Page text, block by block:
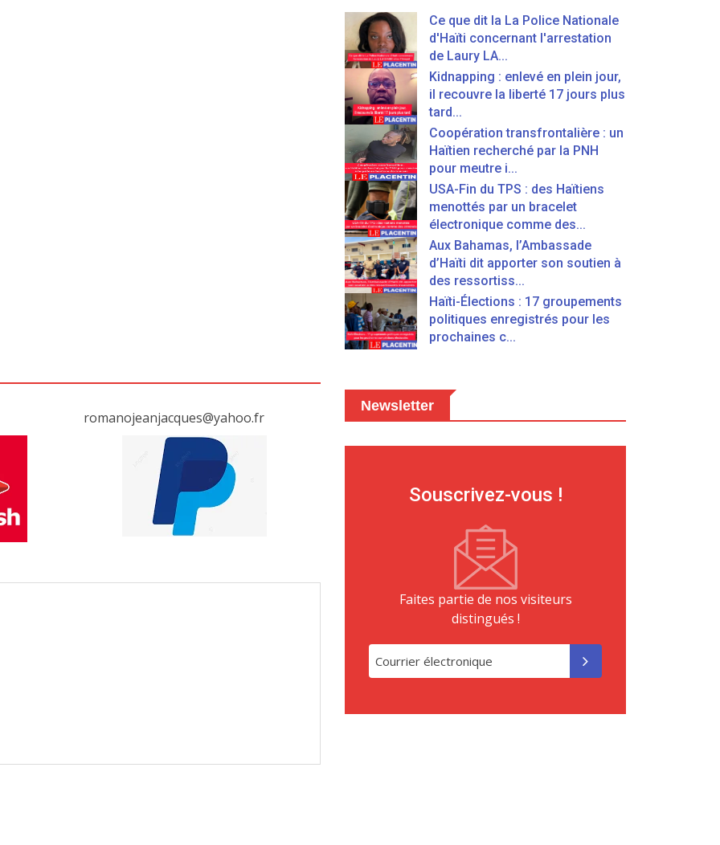
romanojeanjacques@yahoo.fr
Ce que dit la La Police Nationale
d'Haïti concernant l'arrestation
de Laury LA...
Kidnapping : enlevé en plein jour,
il recouvre la liberté 17 jours plus
tard...
Coopération transfrontalière : un
Haïtien recherché par la PNH
pour meutre i...
USA-Fin du TPS : des Haïtiens
menottés par un bracelet
électronique comme des...
Aux Bahamas, l’Ambassade
d’Haïti dit apporter son soutien à
des ressortiss...
Haïti-Élections : 17 groupements
politiques enregistrés pour les
prochaines c...
Newsletter
Souscrivez-vous !
Faites partie de nos visiteurs
distingués !